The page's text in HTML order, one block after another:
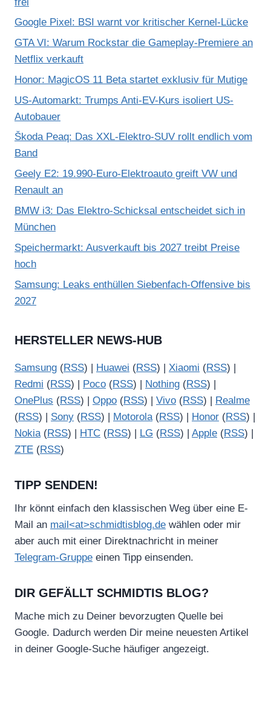
Google Pixel: BSI warnt vor kritischer Kernel-Lücke
GTA VI: Warum Rockstar die Gameplay-Premiere an
Netflix verkauft
Honor: MagicOS 11 Beta startet exklusiv für Mutige
US-Automarkt: Trumps Anti-EV-Kurs isoliert US-
Autobauer
Škoda Peaq: Das XXL-Elektro-SUV rollt endlich vom
Band
Geely E2: 19.990-Euro-Elektroauto greift VW und
Renault an
BMW i3: Das Elektro-Schicksal entscheidet sich in
München
Speichermarkt: Ausverkauft bis 2027 treibt Preise
hoch
Samsung: Leaks enthüllen Siebenfach-Offensive bis
2027
HERSTELLER NEWS-HUB
Samsung (RSS) | Huawei (RSS) | Xiaomi (RSS) |
Redmi (RSS) | Poco (RSS) | Nothing (RSS) |
OnePlus (RSS) | Oppo (RSS) | Vivo (RSS) |
Realme
(RSS) | Sony (RSS) | Motorola(RSS) | Honor (RSS) |
Nokia(RSS) | HTC (RSS) | LG (RSS) | Apple (RSS) |
ZTE (RSS)
TIPP SENDEN!
Ihr könnt einfach den klassischen Weg über eine E-
Mail an mail<at>schmidtisblog.de wählen oder mir
aber auch mit einer Direktnachricht in meiner
Telegram-Gruppe einen Tipp einsenden.
DIR GEFÄLLT SCHMIDTIS BLOG?
Mache mich zu Deiner bevorzugten Quelle bei
Google. Dadurch werden Dir meine neuesten Artikel
in deiner Google-Suche häufiger angezeigt.